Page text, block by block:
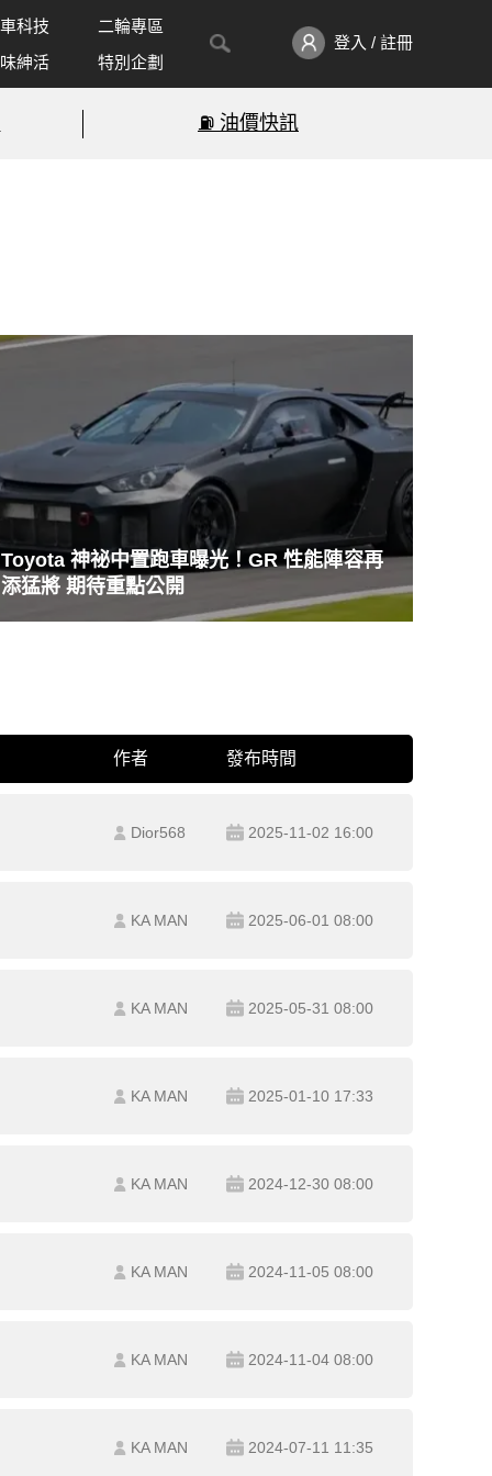
科技
二輪專區
紳活
特別企劃
登入 / 註冊
⛽️ 油價快訊
Toyota 神祕中置跑車曝光！GR 性能陣容再
添猛將 期待重點公開
作者 發布時間
Dior568 2025-11-02 16:00
KA MAN 2025-06-01 08:00
KA MAN 2025-05-31 08:00
KA MAN 2025-01-10 17:33
KA MAN 2024-12-30 08:00
KA MAN 2024-11-05 08:00
KA MAN 2024-11-04 08:00
KA MAN 2024-07-11 11:35